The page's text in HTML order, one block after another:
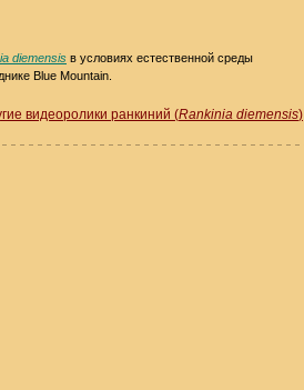
diemensis в условиях естественной среды
Blue Mountain.
видеоролики ранкиний (Rankinia diemensis)